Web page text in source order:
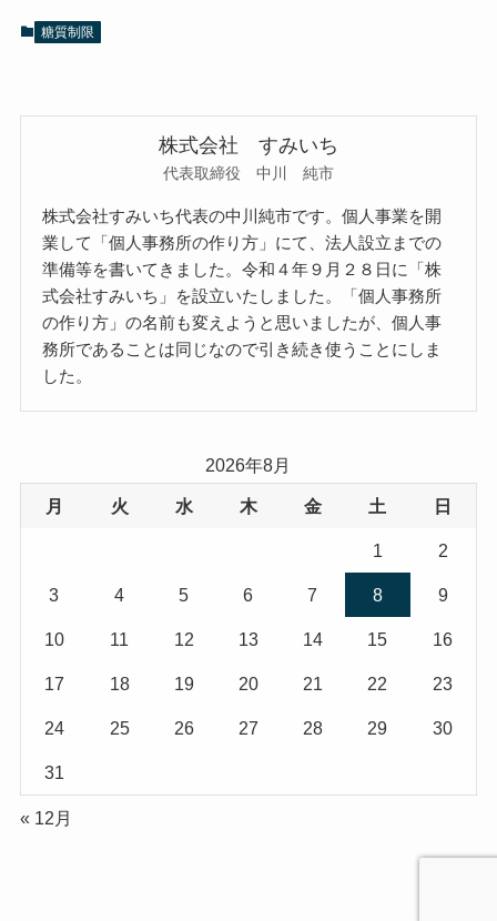
糖質制限
株式会社 すみいち
代表取締役 中川 純市
株式会社すみいち代表の中川純市です。個人事業を開
業して「個人事務所の作り方」にて、法人設立までの
準備等を書いてきました。令和４年９月２８日に「株
式会社すみいち」を設立いたしました。「個人事務所
の作り方」の名前も変えようと思いましたが、個人事
務所であることは同じなので引き続き使うことにしま
した。
2026年8月
月 火 水 木 金 土 日
1 2
3 4 5 6 7 8 9
10 11 12 13 14 15 16
17 18 19 20 21 22 23
24 25 26 27 28 29 30
31
« 12月